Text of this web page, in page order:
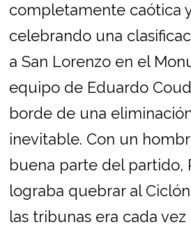
completamente caótica
celebrando una
a San Lorenzo en el
equipo de Eduardo
borde de una
inevitable. Con un
buena parte del partido,
lograba quebrar al
las tribunas era cada